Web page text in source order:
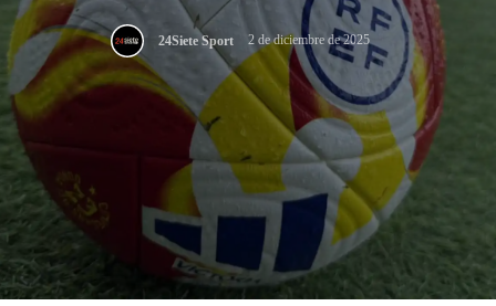
24Siete Sport 2 de diciembre de 2025